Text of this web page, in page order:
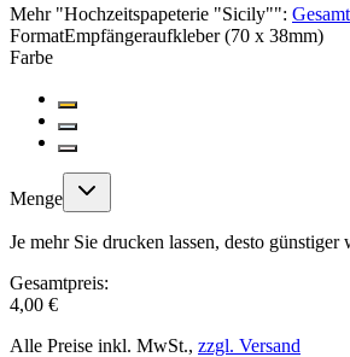
Mehr"Hochzeitspapeterie "Sicily"":
FormatEmpfängeraufkleber (70 x 38mm)
Farbe
Menge
Je mehr Sie drucken lassen, desto
Gesamtpreis:
4,00 €
Alle Preise inkl. MwSt., zzgl. Versand